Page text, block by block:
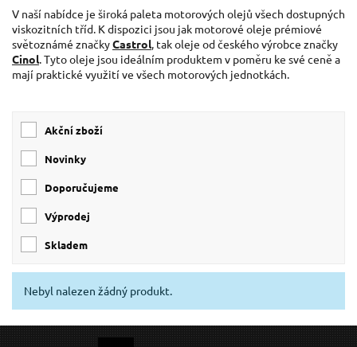
SHERON (3)
GEKO (1)
V naší nabídce je široká paleta motorových olejů všech dostupných
viskozitních tříd. K dispozici jsou jak motorové oleje prémiové
světoznámé značkyCastrol, tak oleje od českého výrobce značky
Cinol. Tyto oleje jsou ideálním produktem v poměru ke své ceně a
mají praktické využití ve všech motorových jednotkách.
Akční zboží
Novinky
Doporučujeme
Výprodej
skladem
Nebyl nalezen žádný produkt.